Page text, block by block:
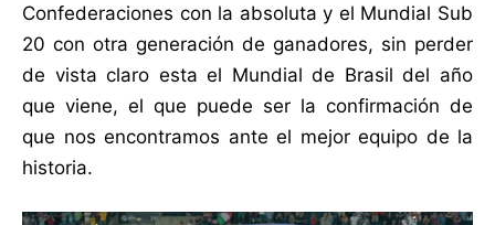
Confederaciones con la absoluta y el Mundial Sub
20 con otra generación de ganadores, sin perder
de vista claro esta el Mundial de Brasil del año
que viene, el que puede ser la confirmación de
que nos encontramos ante el mejor equipo de la
historia.